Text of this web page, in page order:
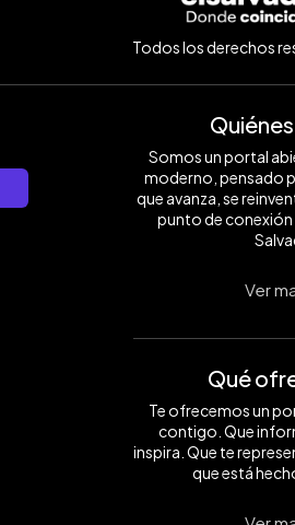
Todos los derechos
Somos un portal
moderno, pensado
que avanza, se
punto de conexión
Ver
Qué
Te ofrecemos un
contigo. Que
inspira. Que te
que está